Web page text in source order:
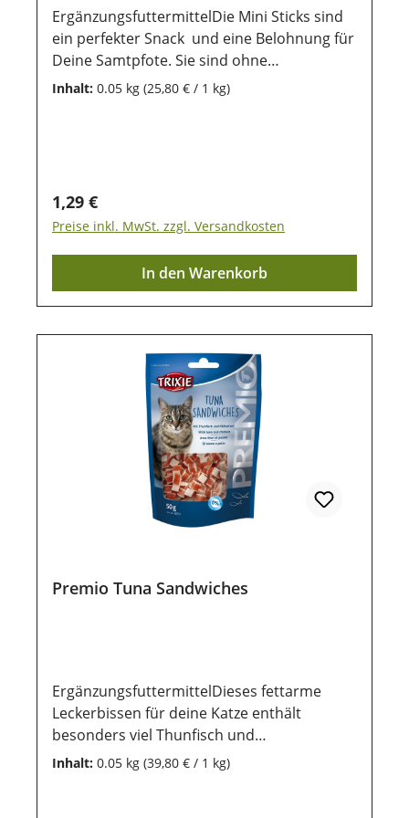
ErgänzungsfuttermittelDie Mini Sticks sind
ein perfekter Snack und eine Belohnung für
Deine Samtpfote. Sie sind ohne
Zuckerzusatz und enthalten besonders viel
Reis; Sorbitol, Sojaprotein,
MineralstoffeAnalytische Bestandteile: 28'%
Protein; 8% Fettgehalt; 2% Rohasche; 1%
Rohfaser; 20%
FeuchtegehaltLagerung: Damit unsere
Produkte auch nach dem Kauf noch lange
sollten sie vor direkter Sonneneinstrahlung
geschützt werden, damit die wertvollen
Inhaltsstoffe lange erhalten bleiben.
Inhalt: 0.05 kg (25,80 € / 1 kg)
Regulärer Preis:
1,29 €
Preise inkl. MwSt. zzgl. Versandkosten
In den Warenkorb
Premio Tuna Sandwiches
ErgänzungsfuttermittelDieses fettarme
Leckerbissen für deine Katze enthält
besonders viel Thunfisch und
Hühnchenfleisch. Durch die
Inhalt: 0.05 kg (39,80 € / 1 kg)